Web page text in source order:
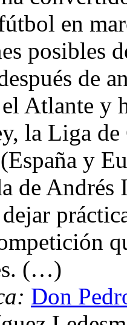
en
posibles
de
Atlante y
la Liga de
y
de Andrés
(…)
Don